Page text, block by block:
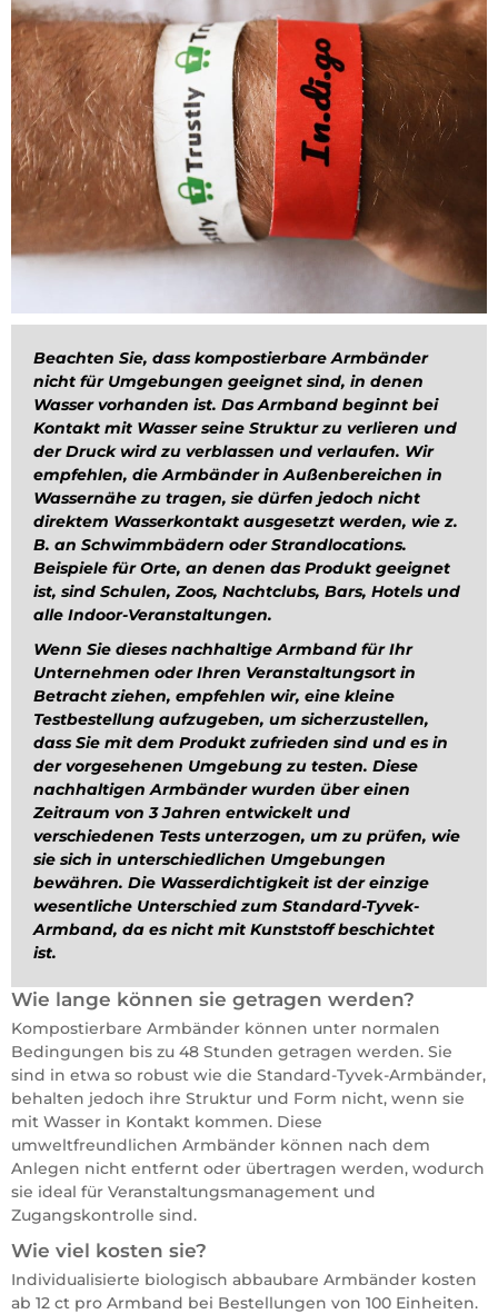
Beachten Sie, dass kompostierbare Armbänder
nicht für Umgebungen geeignet sind, in denen
Wasser vorhanden ist. Das Armband beginnt bei
Kontakt mit Wasser seine Struktur zu verlieren und
der Druck wird zu verblassen und verlaufen. Wir
empfehlen, die Armbänder in Außenbereichen in
Wassernähe zu tragen, sie dürfen jedoch nicht
direktem Wasserkontakt ausgesetzt werden, wie z.
B. an Schwimmbädern oder Strandlocations.
Beispiele für Orte, an denen das Produkt geeignet
ist, sind Schulen, Zoos, Nachtclubs, Bars, Hotels und
alle Indoor-Veranstaltungen.
Wenn Sie dieses nachhaltige Armband für Ihr
Unternehmen oder Ihren Veranstaltungsort in
Betracht ziehen, empfehlen wir, eine kleine
Testbestellung aufzugeben, um sicherzustellen,
dass Sie mit dem Produkt zufrieden sind und es in
der vorgesehenen Umgebung zu testen. Diese
nachhaltigen Armbänder wurden über einen
Zeitraum von 3 Jahren entwickelt und
verschiedenen Tests unterzogen, um zu prüfen, wie
sie sich in unterschiedlichen Umgebungen
bewähren. Die Wasserdichtigkeit ist der einzige
wesentliche Unterschied zum Standard-Tyvek-
Armband, da es nicht mit Kunststoff beschichtet
ist.
Wie lange können sie getragen werden?
Kompostierbare Armbänder können unter normalen
Bedingungen bis zu 48 Stunden getragen werden. Sie
sind in etwa so robust wie die Standard-Tyvek-Armbänder,
behalten jedoch ihre Struktur und Form nicht, wenn sie
mit Wasser in Kontakt kommen. Diese
umweltfreundlichen Armbänder können nach dem
Anlegen nicht entfernt oder übertragen werden, wodurch
sie ideal für Veranstaltungsmanagement und
Zugangskontrolle sind.
Wie viel kosten sie?
Individualisierte biologisch abbaubare Armbänder kosten
ab 12 ct pro Armband bei Bestellungen von 100 Einheiten.